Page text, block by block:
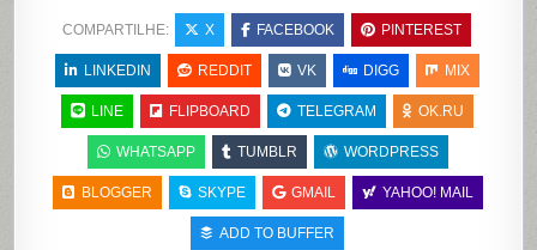
COMPARTILHE: X FACEBOOK PINTEREST
LINKEDIN REDDIT VK DIGG MIX
LINE FLIPBOARD TELEGRAM OK.RU
WHATSAPP TUMBLR WORDPRESS
BLOGGER SKYPE GMAIL YAHOO! MAIL
ADD TO BUFFER